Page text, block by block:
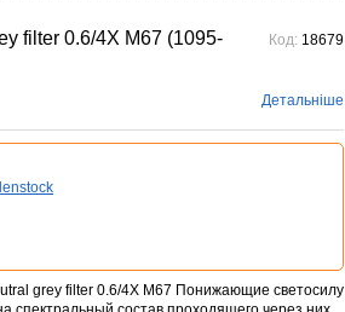
filter 0.6/4X M67 (1095-
Код: 18679
Детальніше
grey filter 0.6/4X M67 Понижающие светосилу